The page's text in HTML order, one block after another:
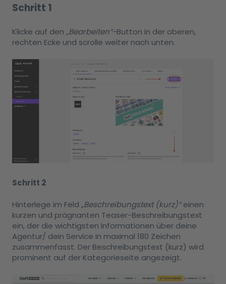
Schritt 1
Klicke auf den „Bearbeiten“-Button in der oberen,
rechten Ecke und scrolle weiter nach unten.
Schritt 2
Hinterlege im Feld „Beschreibungstext (kurz)“einen
kurzen und prägnanten Teaser-Beschreibungstext
ein, der die wichtigsten Informationen über deine
Agentur/ dein Service in maximal 180 Zeichen
zusammenfasst. Der Beschreibungstext (kurz) wird
prominent auf der Kategorieseite angezeigt.